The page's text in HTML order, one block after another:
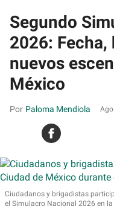
Segundo
2026:
nuevos
México
Paloma Mendiola
Ciudadanos y brigadistas
el Simulacro Nacional 2026 en la